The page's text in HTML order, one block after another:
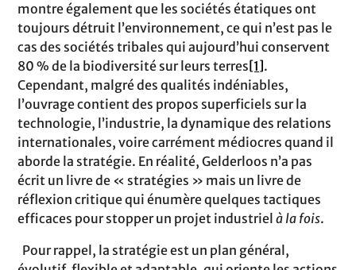
montre également que les sociétés étatiques ont
toujours détruit l’environnement, ce qui n’est pas le
cas des sociétés tribales qui aujourd’hui conservent
80 % de la biodiversité sur leurs terres [1].
Cependant, malgré des qualités indéniables,
l’ouvrage contient des propos superficiels sur la
technologie, l’industrie, la dynamique des relations
internationales, voire carrément médiocres quand il
aborde la stratégie. En réalité, Gelderloos n’a pas
écrit un livre de « stratégies » mais un livre de
réflexion critique qui énumère quelques tactiques
efficaces pour stopper un projet industrielà la fois.
Pour rappel, la stratégie est un plan général,